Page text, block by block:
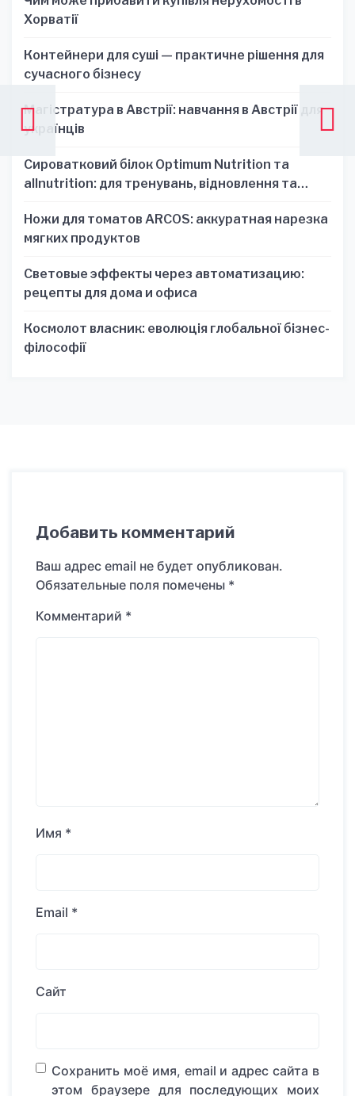
Хорватії
Контейнери для суші — практичне рішення для
сучасного бізнесу
Магістратура в Австрії: навчання в Австрії для
українців
Сироватковий білок Optimum Nutrition та
allnutrition: для тренувань, відновлення та
Ножи для томатов ARCOS: аккуратная нарезка
мягких продуктов
Световые эффекты через автоматизацию:
рецепты для дома и офиса
Космолот власник: еволюція глобальної бізнес-
філософії
Добавить комментарий
Ваш адрес email не будет опубликован.
Обязательные поля помечены *
Комментарий *
Имя *
Email *
Сайт
Сохранить моё имя, email и адрес сайта в
этом браузере для последующих моих